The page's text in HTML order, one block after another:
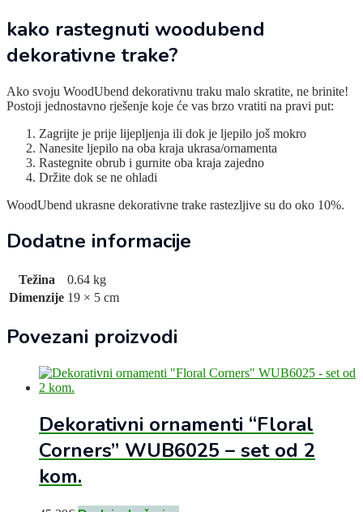
kako rastegnuti woodubend
dekorativne trake?
Ako svoju WoodUbend dekorativnu traku malo skratite, ne brinite!
Postoji jednostavno rješenje koje će vas brzo vratiti na pravi put:
Zagrijte je prije lijepljenja ili dok je ljepilo još mokro
Nanesite ljepilo na oba kraja ukrasa/ornamenta
Rastegnite obrub i gurnite oba kraja zajedno
Držite dok se ne ohladi
WoodUbend ukrasne dekorativne trake rastezljive su do oko 10%.
Dodatne informacije
Težina
0.64 kg
Dimenzije 19 × 5 cm
Povezani proizvodi
Dekorativni ornamenti “Floral
Corners” WUB6025 – set od 2
kom.